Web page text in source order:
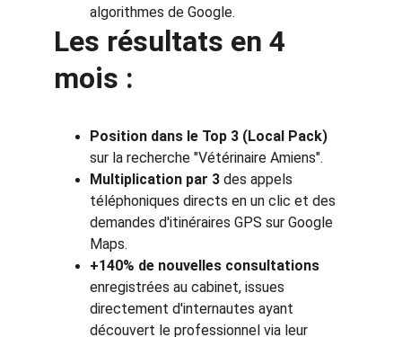
algorithmes de Google.
Les résultats en 4
mois :
Position dans le Top 3 (Local Pack)
sur la recherche "Vétérinaire Amiens".
Multiplication par 3 des appels
téléphoniques directs en un clic et des
demandes d'itinéraires GPS sur Google
Maps.
+140% de nouvelles consultations
enregistrées au cabinet, issues
directement d'internautes ayant
découvert le professionnel via leur